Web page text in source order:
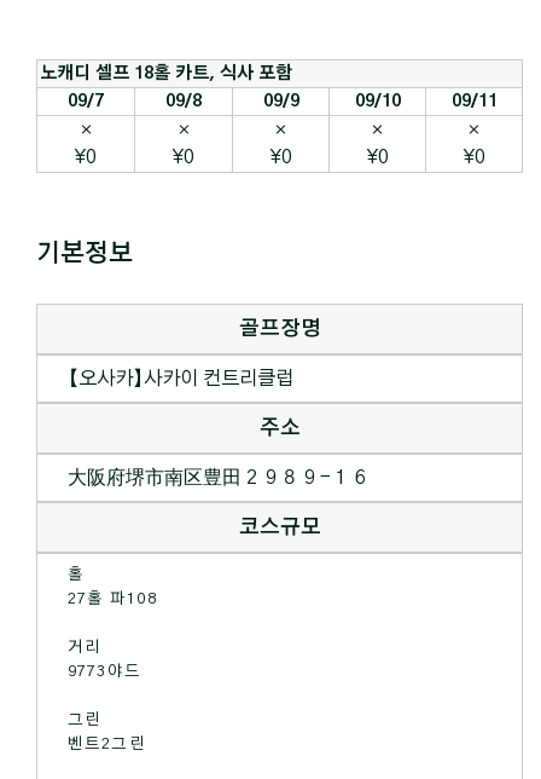
노캐디 셀프 18홀 카트, 식사 포함
09/7
09/8 09/9 09/10 09/11
×
¥0
×
¥0
×
¥0
×
¥0
×
¥0
기본정보
골프장명
【오사카】사카이 컨트리클럽
주소
大阪府堺市南区豊田２９８９−１６
코스규모
홀
27홀 파108
거리
9773야드
그린
벤트2그린